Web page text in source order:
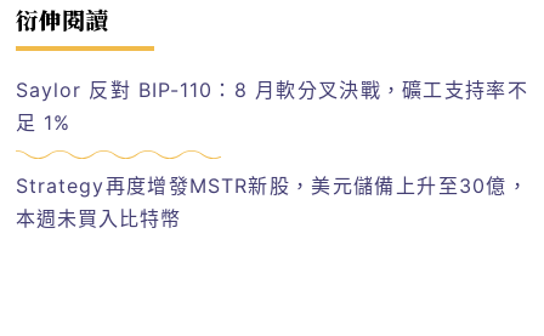
衍伸閱讀
Saylor 反對 BIP-110：8 月軟分叉決戰，礦工支持率不
足 1%
Strategy再度增發MSTR新股，美元儲備上升至30億，
本週未買入比特幣